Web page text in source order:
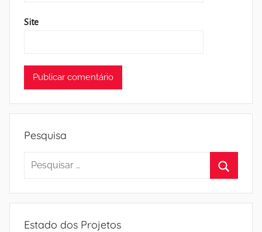
Site
Pesquisa
Pesquisar
Estado dos Projetos